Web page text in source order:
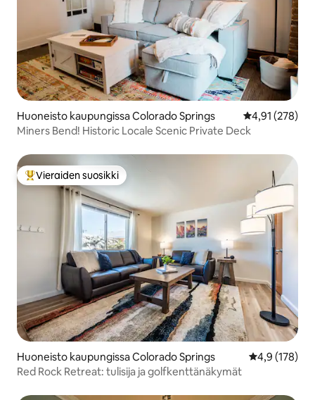
Huoneisto kaupungissa Colorado Springs
4,91 (278)
Miners Bend! Historic Locale Scenic Private Deck
Vieraiden suosikkien parhaimmistoa
Vieraiden suosikki
Huoneisto kaupungissa Colorado Springs
4,9 (178)
Red Rock Retreat: tulisija ja golfkenttänäkymät